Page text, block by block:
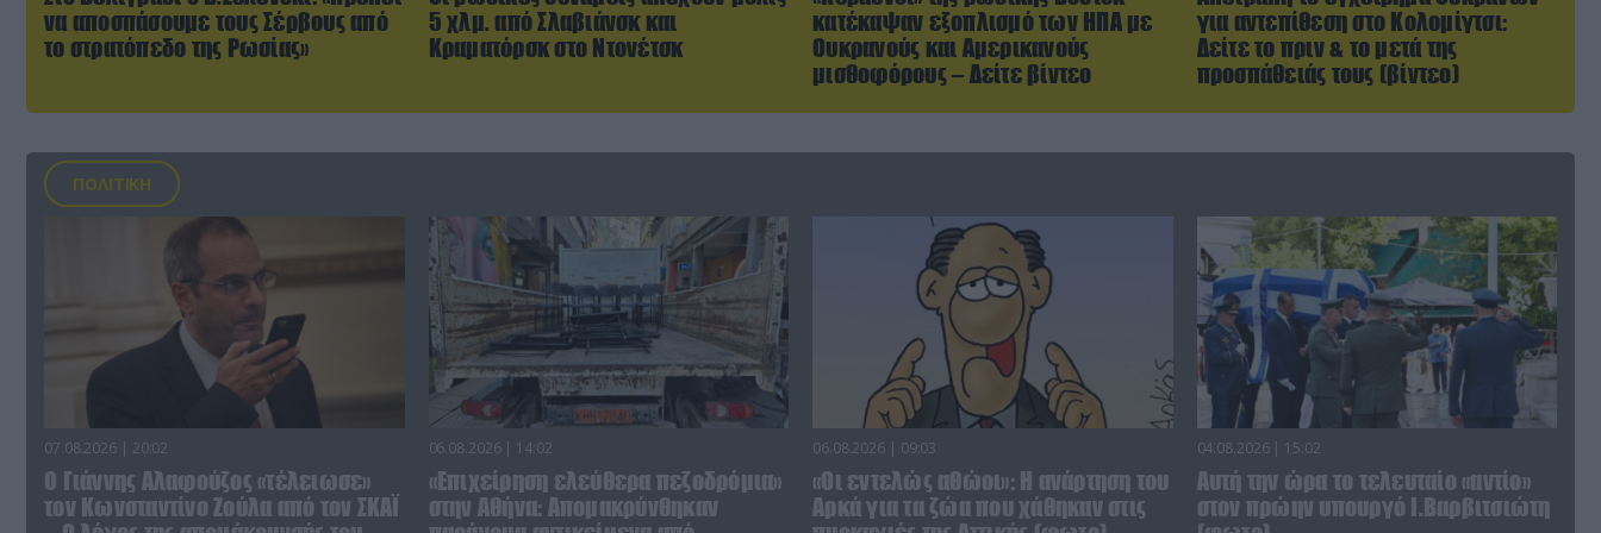
να αποσπάσουμε τους Σέρβους από
το στρατόπεδο της Ρωσίας»
5 χλμ. από Σλαβιάνσκ και
Κραματόρσκ στο Ντονέτσκ
κατέκαψαν εξοπλισμό των ΗΠΑ με
Ουκρανούς και Αμερικανούς
μισθοφόρους – Δείτε βίντεο
για αντεπίθεση στο Κολομίγτσι:
Δείτε το πριν & το μετά της
προσπάθειάς τους (βίντεο)
ΠΟΛΙΤΙΚΗ
07.08.2026 | 20:02
Ο Γιάννης Αλαφούζος «τέλειωσε»
τον Κωνσταντίνο Ζούλα από τον ΣΚΑΪ
06.08.2026 | 14:02
«Επιχείρηση ελεύθερα πεζοδρόμια»
στην Αθήνα: Απομακρύνθηκαν
06.08.2026 | 09:03
«Οι εντελώς αθώοι»: Η ανάρτηση του
Αρκά για τα ζώα που χάθηκαν στις
04.08.2026 | 15:02
Αυτή την ώρα το τελευταίο «αντίο»
στον πρώην υπουργό Ι.Βαρβιτσιώτη